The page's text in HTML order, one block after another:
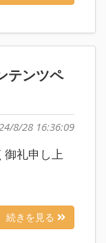
テンツペ
8/28 16:36:09
御礼申し上
続きを見る